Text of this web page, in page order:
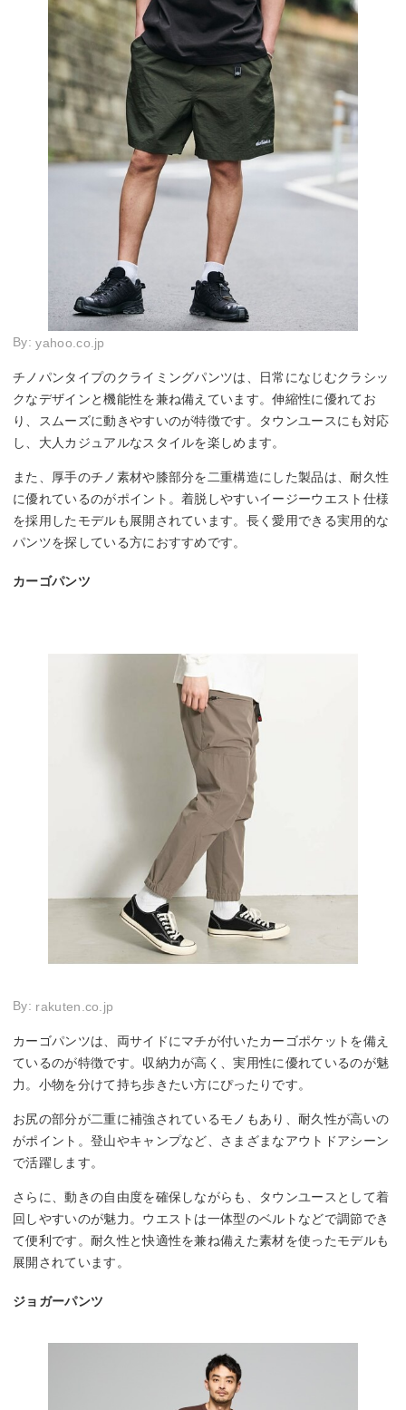
By:yahoo.co.jp
チノパンタイプのクライミングパンツは、日常になじむクラシッ
クなデザインと機能性を兼ね備えています。伸縮性に優れてお
り、スムーズに動きやすいのが特徴です。タウンユースにも対応
し、大人カジュアルなスタイルを楽しめます。
また、厚手のチノ素材や膝部分を二重構造にした製品は、耐久性
に優れているのがポイント。着脱しやすいイージーウエスト仕様
を採用したモデルも展開されています。長く愛用できる実用的な
パンツを探している方におすすめです。
カーゴパンツ
By: rakuten.co.jp
カーゴパンツは、両サイドにマチが付いたカーゴポケットを備え
ているのが特徴です。収納力が高く、実用性に優れているのが魅
力。小物を分けて持ち歩きたい方にぴったりです。
お尻の部分が二重に補強されているモノもあり、耐久性が高いの
がポイント。登山やキャンプなど、さまざまなアウトドアシーン
で活躍します。
さらに、動きの自由度を確保しながらも、タウンユースとして着
回しやすいのが魅力。ウエストは一体型のベルトなどで調節でき
て便利です。耐久性と快適性を兼ね備えた素材を使ったモデルも
展開されています。
ジョガーパンツ